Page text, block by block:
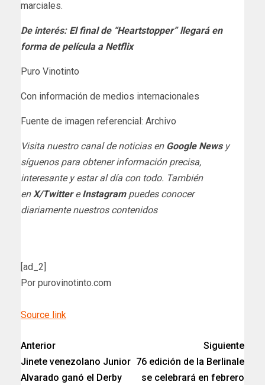
marciales.
De interés: El final de “Heartstopper” llegará en
forma de película a Netflix
Puro Vinotinto
Con información de medios internacionales
Fuente de imagen referencial: Archivo
Visita nuestro canal de noticias en Google Newsy
síguenos para obtener información precisa,
interesante y estar al día con todo. También
en X/TwittereInstagrampuedes conocer
diariamente nuestros contenidos
[ad_2]
Por purovinotinto.com
Source link
Anterior
Jinete venezolano Junior
Alvarado ganó el Derby
Siguiente
76 edición de la Berlinale
se celebrará en febrero